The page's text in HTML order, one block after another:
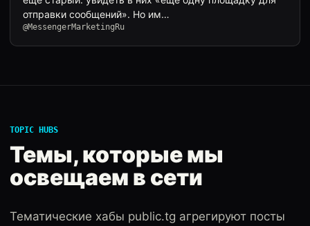
отправки сообщений». Но им…
@MessengerMarketingRu
TOPIC HUBS
Темы, которые мы
освещаем в сети
Тематические хабы public.tg агрегируют посты